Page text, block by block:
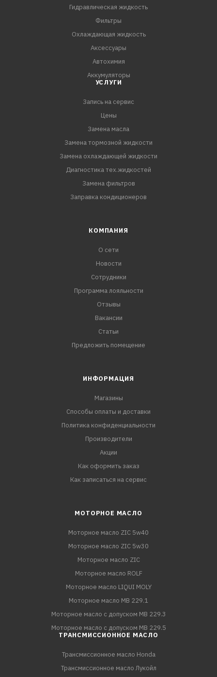
Гидравлическая жидкость
Фильтры
Охлаждающая жидкость
Аксессуары
Автохимия
Аккумуляторы
УСЛУГИ
Запись на сервис
Цены
Замена масла
Замена тормозной жидкости
Замена охлаждающей жидкости
Диагностика тех.жидкостей
Замена фильтров
Заправка кондиционеров
КОМПАНИЯ
О сети
Новости
Сотрудники
Программа лояльности
Отзывы
Вакансии
Статьи
Предложить помещение
ИНФОРМАЦИЯ
Магазины
Способы оплаты и доставки
Политика конфиденциальности
Производители
Акции
Как оформить заказ
Как записаться на сервис
МОТОРНОЕ МАСЛО
Моторное масло ZIC 5w40
Моторное масло ZIC 5w30
Моторное масло ZIC
Моторное масло ROLF
Моторное масло LIQUI MOLY
Моторное масло MB 229.1
Моторное масло с допуском MB 229.3
Моторное масло с допуском MB 229.5
ТРАНСМИССИОННОЕ МАСЛО
Трансмиссионное масло Honda
Трансмиссионное масло Лукойл